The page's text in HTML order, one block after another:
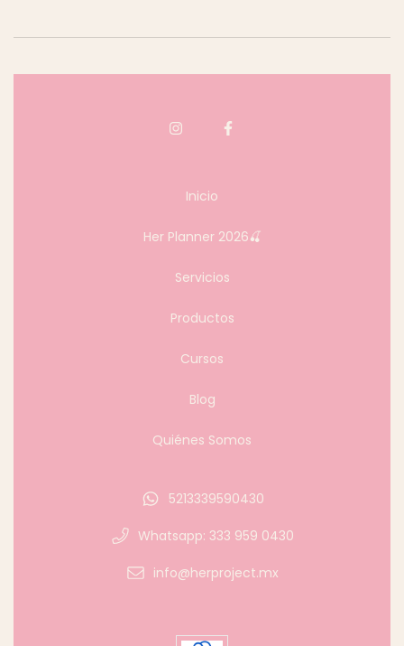
Inicio
Her Planner 2026🍒
Servicios
Productos
Cursos
Blog
Quiénes Somos
5213339590430
Whatsapp: 333 959 0430
info@herproject.mx